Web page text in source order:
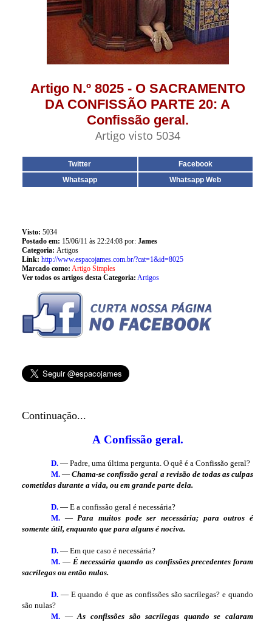
Artigo N.º 8025 - O SACRAMENTO
DA CONFISSÃO PARTE 20: A
Confissão geral.
Artigo visto 5034
Twitter
Facebook
Whatsapp
Whatsapp Web
Visto: 5034
Postado em: 15/06/11 às 22:24:08 por: James
Categoria: Artigos
Link: http://www.espacojames.com.br/?cat=1&id=8025
Marcado como: Artigo Simples
Ver todos os artigos desta Categoria: Artigos
Continuação...
A Confissão geral.
D. — Padre, uma última pergunta. O quê é a Confissão geral?
M. — Chama-se confissão geral a revisão de todas as culpas
cometidas durante a vida, ou em grande parte dela.
D. — E a confissão geral é necessária?
M. — Para muitos pode ser necessária; para outros é
somente útil, enquanto que para alguns é nociva.
D. — Em que caso é necessária?
M. — É necessária quando as confissões precedentes foram
sacrílegas ou então nulas.
D. — E quando é que as confissões são sacrílegas? e quando
são nulas?
M. — As confissões são sacrílegas quando se calaram